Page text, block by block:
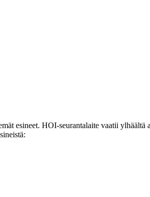
esineet. HOI-seurantalaite vaatii ylhäältä